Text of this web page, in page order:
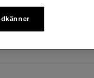
upp till 4,5 fps